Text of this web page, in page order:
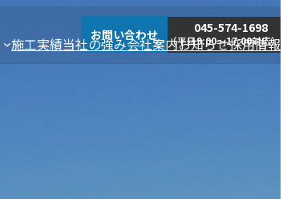
お問い合わせ 045-574-1698
（平日9:00～17:00対応）
施工実績当社の強み会社案内お知らせ採用情報